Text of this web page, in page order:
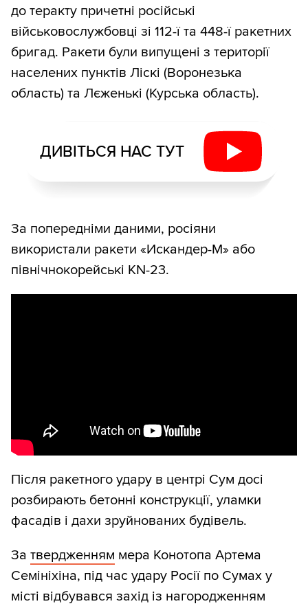
до теракту причетні російські
військовослужбовці зі 112-ї та 448-ї ракетних
бригад. Ракети були випущені з території
населених пунктів Ліскі (Воронезька
область) та Лєженькі (Курська область).
ДИВІТЬСЯ НАС ТУТ
За попередніми даними, росіяни
використали ракети «Искандер-М» або
північнокорейські KN-23.
Після ракетного удару в центрі Сум досі
розбирають бетонні конструкції, уламки
фасадів і дахи зруйнованих будівель.
За твердженням мера Конотопа Артема
Семініхіна, під час удару Росії по Сумах у
місті відбувався захід із нагородженням